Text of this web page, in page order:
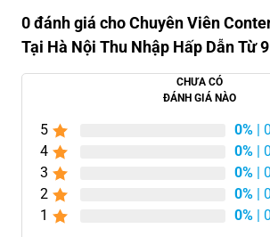
0 đánh giá cho Chuyên Viên
Tại Hà Nội Thu Nhập Hấp Dẫn Từ
CHƯA CÓ
ĐÁNH GIÁ NÀO
5 0% |
4
0% |
3
0% |
2
0% |
1
0% |